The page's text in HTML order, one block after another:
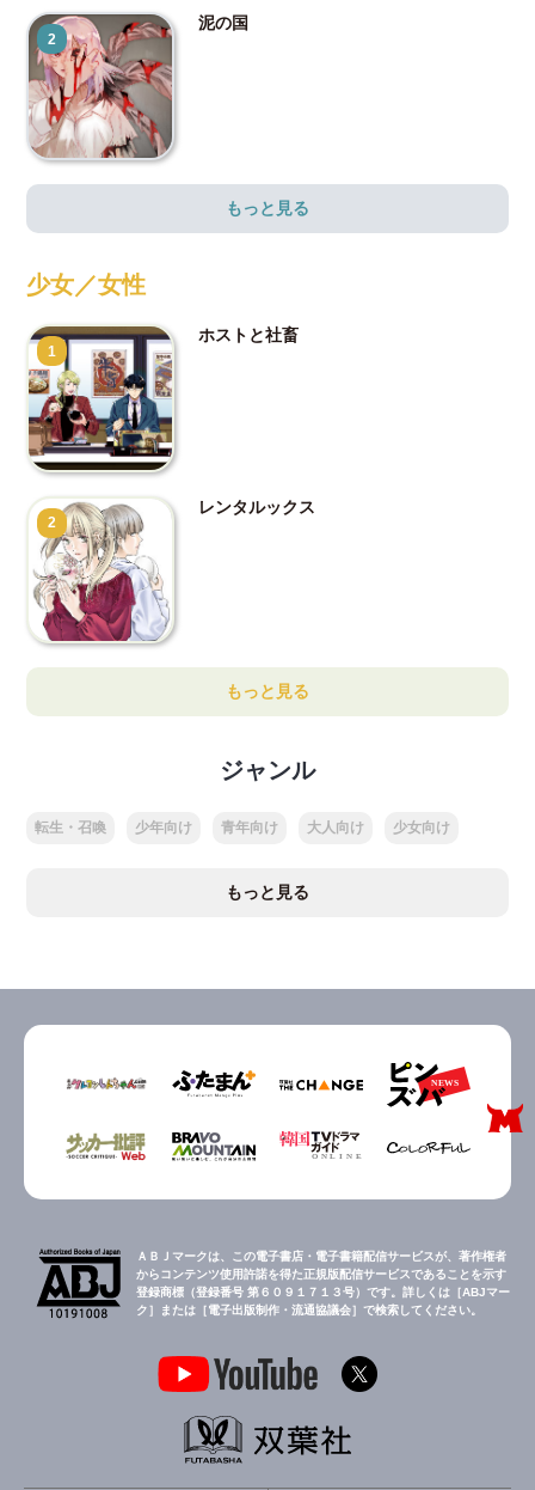
2
泥の国
もっと見る
少女／女性
1
ホストと社畜
2
レンタルックス
もっと見る
ジャンル
転生・召喚 少年向け 青年向け 大人向け 少女向け
もっと見る
ＡＢＪマークは、この電子書店・電子書籍配信サービスが、著作権者
からコンテンツ使用許諾を得た正規版配信サービスであることを示す
登録商標（登録番号 第６０９１７１３号）です。詳しくは［ABJマー
ク］または［電子出版制作・流通協議会］で検索してください。